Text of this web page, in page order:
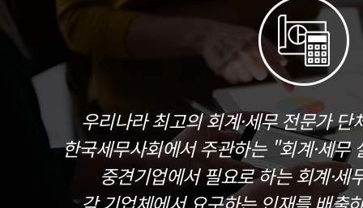
우리나라 최고의 회계·세무 전문가
한국세무사회에서 주관하는 "회계·세무
중견기업에서 필요로 하는 회계·세